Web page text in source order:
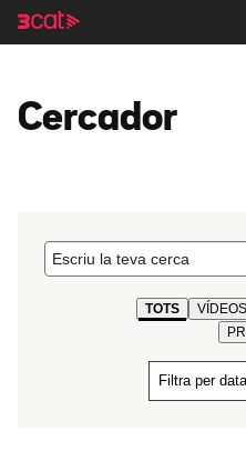
Anar
principal
Anar
Cercador
TOTS VÍDEOS
Filtra per data